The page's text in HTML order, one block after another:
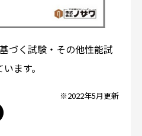
づく試験・その他性能試
ます。
※2022年5月更新